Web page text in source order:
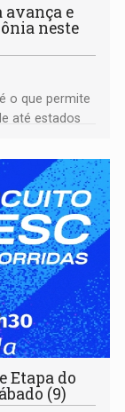
avança e
neste
o que permite
até estados
Etapa do
(9)